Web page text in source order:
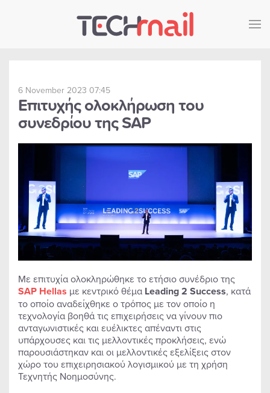
Skip to main content
6 November 2023 07:45
Επιτυχής ολοκλήρωση του
συνεδρίου της SAP
Με επιτυχία ολοκληρώθηκε το ετήσιο συνέδριο της
SAP Hellas με κεντρικό θέμα Leading 2 Success, κατά
το οποίο αναδείχθηκε ο τρόπος με τον οποίο η
τεχνολογία βοηθά τις επιχειρήσεις να γίνουν πιο
ανταγωνιστικές και ευέλικτες απέναντι στις
υπάρχουσες και τις μελλοντικές προκλήσεις, ενώ
παρουσιάστηκαν και οι μελλοντικές εξελίξεις στον
χώρο του επιχειρησιακού λογισμικού με τη χρήση
Τεχνητής Νοημοσύνης.